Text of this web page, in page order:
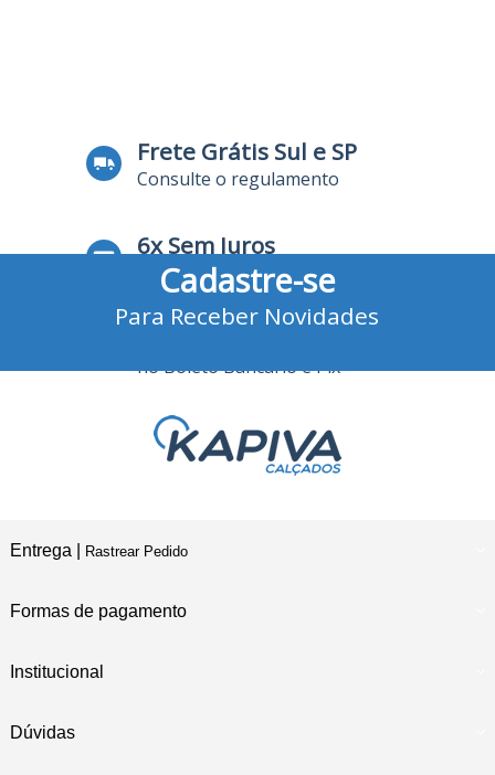
Frete Grátis Sul e SP
Consulte o regulamento
6x Sem Juros
no Cartão de Crédito
no Boleto Bancário e Pix
Cadastre-se
Para Receber Novidades
Entrega | Rastrear Pedido
Formas de pagamento
Institucional
Dúvidas